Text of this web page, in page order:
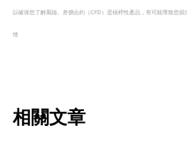
以確保您了解風險。 差價合約（CFD）是槓桿性產品，有可能導致您
情
相關文章